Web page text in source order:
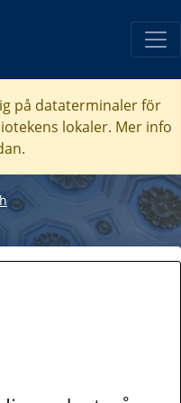
på dataterminaler för
lokaler. Mer info